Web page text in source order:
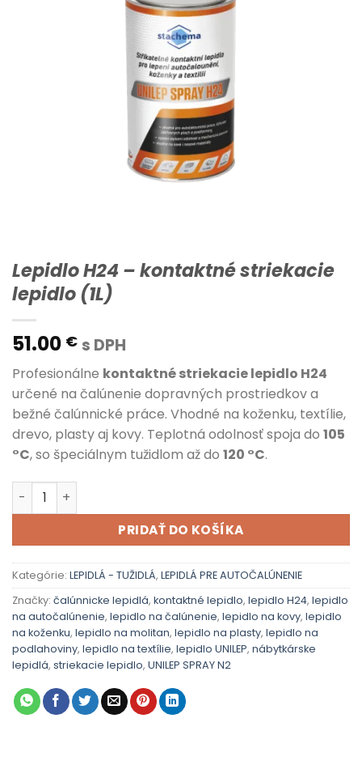
Lepidlo H24 – kontaktné striekacie
lepidlo (1L)
51.00 € s DPH
Profesionálne kontaktné striekacie lepidlo H24
určené na čalúnenie dopravných prostriedkov a
bežné čalúnnické práce. Vhodné na koženku, textílie,
drevo, plasty aj kovy. Teplotná odolnosť spoja do 105
°C, so špeciálnym tužidlom až do 120 °C.
množstvo Lepidlo H24 – kontaktné striekacie lepidlo (1L)
PRIDAŤ DO KOŠÍKA
Kategórie: LEPIDLÁ - TUŽIDLÁ, LEPIDLÁ PRE AUTOČALÚNENIE
Značky: čalúnnicke lepidlá, kontaktné lepidlo, lepidlo H24, lepidlo
na autočalúnenie, lepidlo na čalúnenie, lepidlo na kovy, lepidlo
na koženku, lepidlo na molitan, lepidlo na plasty, lepidlo na
podlahoviny, lepidlo na textílie, lepidlo UNILEP, nábytkárske
lepidlá, striekacie lepidlo, UNILEP SPRAY N2